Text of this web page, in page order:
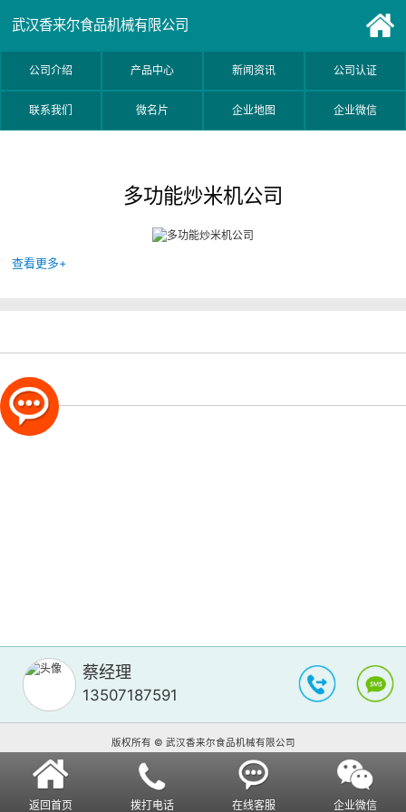
武汉香来尔食品机械有限公司
公司介绍 产品中心 新闻资讯 公司认证
联系我们 微名片 企业地图 企业微信
多功能炒米机公司
查看更多+
蔡经理
13507187591
版权所有 © 武汉香来尔食品机械有限公司
返回首页 拨打电话 在线客服 企业微信